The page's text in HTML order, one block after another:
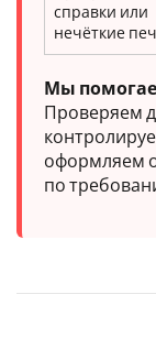
справки или
нечёткие
Мы
Проверяем
оформляем
по